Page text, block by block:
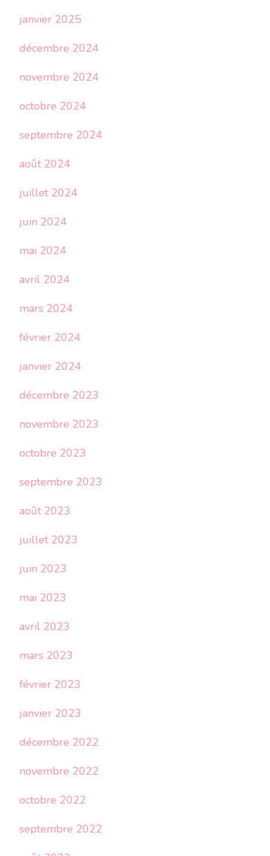
janvier 2025
décembre 2024
novembre 2024
octobre 2024
septembre 2024
août 2024
juillet 2024
juin 2024
mai 2024
avril 2024
mars 2024
février 2024
janvier 2024
décembre 2023
novembre 2023
octobre 2023
septembre 2023
août 2023
juillet 2023
juin 2023
mai 2023
avril 2023
mars 2023
février 2023
janvier 2023
décembre 2022
novembre 2022
octobre 2022
septembre 2022